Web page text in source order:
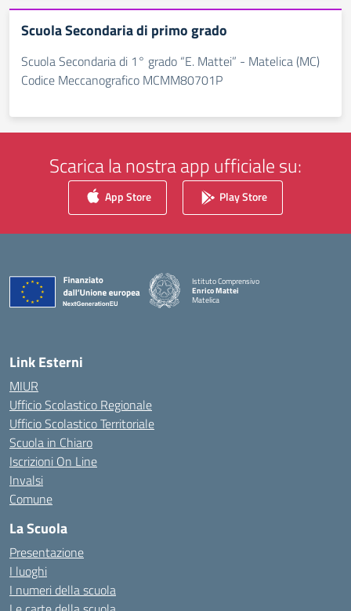
Scuola Secondaria di primo grado
Scuola Secondaria di 1° grado “E. Mattei” - Matelica (MC)
Codice Meccanografico MCMM80701P
Scarica la nostra app ufficiale su:
App Store Play Store
Istituto Comprensivo
Enrico Mattei
Matelica
Link Esterni
MIUR
Ufficio Scolastico Regionale
Ufficio Scolastico Territoriale
Scuola in Chiaro
Iscrizioni On Line
Invalsi
Comune
La Scuola
Presentazione
I luoghi
I numeri della scuola